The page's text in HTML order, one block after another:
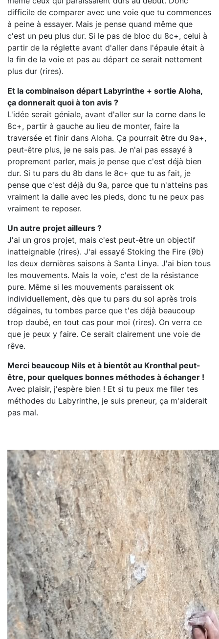
difficile de comparer avec une voie que tu commences
à peine à essayer. Mais je pense quand même que
c'est un peu plus dur. Si le pas de bloc du 8c+, celui à
partir de la réglette avant d'aller dans l'épaule était à
la fin de la voie et pas au départ ce serait nettement
plus dur (rires).
Et la combinaison départ Labyrinthe + sortie Aloha,
ça donnerait quoi à ton avis ?
L'idée serait géniale, avant d'aller sur la corne dans le
8c+, partir à gauche au lieu de monter, faire la
traversée et finir dans Aloha. Ça pourrait être du 9a+,
peut-être plus, je ne sais pas. Je n'ai pas essayé à
proprement parler, mais je pense que c'est déjà bien
dur. Si tu pars du 8b dans le 8c+ que tu as fait, je
pense que c'est déjà du 9a, parce que tu n'atteins pas
vraiment la dalle avec les pieds, donc tu ne peux pas
vraiment te reposer.
Un autre projet ailleurs ?
J'ai un gros projet, mais c'est peut-être un objectif
inatteignable (rires). J'ai essayé Stoking the Fire (9b)
les deux dernières saisons à Santa Linya. J'ai bien tous
les mouvements. Mais la voie, c'est de la résistance
pure. Même si les mouvements paraissent ok
individuellement, dès que tu pars du sol après trois
dégaines, tu tombes parce que t'es déjà beaucoup
trop daubé, en tout cas pour moi (rires). On verra ce
que je peux y faire. Ce serait clairement une voie de
rêve.
Merci beaucoup Nils et à bientôt au Kronthal peut-
être, pour quelques bonnes méthodes à échanger !
Avec plaisir, j'espère bien ! Et si tu peux me filer tes
méthodes du Labyrinthe, je suis preneur, ça m'aiderait
pas mal.